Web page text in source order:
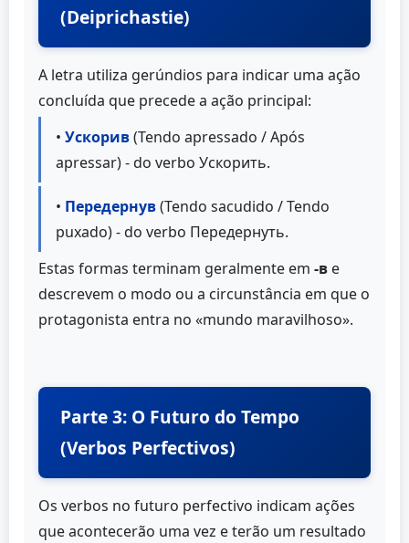
(Deiprichastie)
A letra utiliza gerúndios para indicar uma ação
concluída que precede a ação principal:
• Ускорив(Tendo apressado / Após
apressar) - do verbo Ускорить.
• Передернув(Tendo sacudido / Tendo
puxado) - do verbo Передернуть.
Estas formas terminam geralmente em -в e
descrevem o modo ou a circunstância em que o
protagonista entra no «mundo maravilhoso».
Parte 3: O Futuro do Tempo
(Verbos Perfectivos)
Os verbos no futuro perfectivo indicam ações
que acontecerão uma vez e terão um resultado